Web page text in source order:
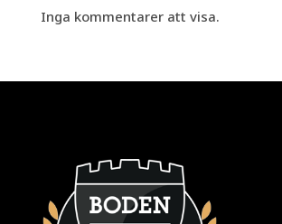
Inga kommentarer att visa.